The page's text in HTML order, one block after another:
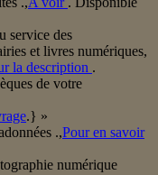
service des
et livres numériques,
la description .
de votre
.} »
.,Pour en savoir
numérique